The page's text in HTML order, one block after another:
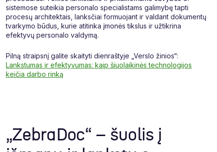
sistemose suteikia personalo specialistams galimybę tapti
procesų architektais, lanksčiai formuojant ir valdant dokumentų
tvarkymo būdus, kurie atitinka įmonės tikslus ir užtikrina
efektyvų personalo valdymą.
Pilną straipsnį galite skaityti dienraštyje „Verslo žinios“:
Lankstumas ir efektyvumas: kaip šiuolaikinės technologijos
keičia darbo rinką
„ZebraDoc“ – šuolis į